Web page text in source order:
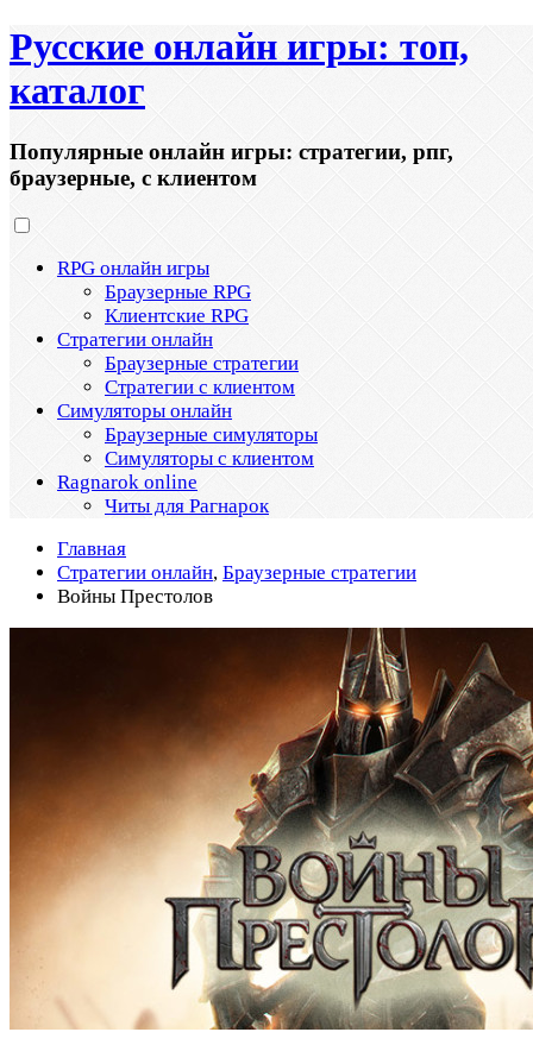
Русские онлайн игры: топ,
каталог
Популярные онлайн игры: стратегии, рпг,
браузерные, с клиентом
RPG онлайн игры
Браузерные RPG
Клиентские RPG
Стратегии онлайн
Браузерные стратегии
Стратегии с клиентом
Симуляторы онлайн
Браузерные симуляторы
Симуляторы с клиентом
Ragnarok online
Читы для Рагнарок
Главная
Стратегии онлайн, Браузерные стратегии
Войны Престолов